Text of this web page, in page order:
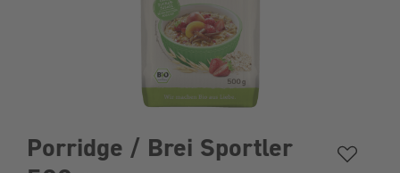
Porridge / Brei Sportler